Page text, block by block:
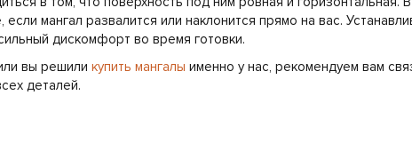
мангал развалится или наклонится прямо на вас.
дискомфорт во время готовки.
вы решили купить мангалы именно у нас, рекомендуем вам
деталей.